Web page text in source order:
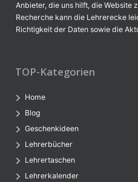
Anbieter, die uns hilft, die Website
Recherche kann die Lehrerecke
Richtigkeit der Daten sowie die
TOP-Kategorien
Home
Blog
Geschenkideen
Lehrerbücher
Lehrertaschen
Lehrerkalender